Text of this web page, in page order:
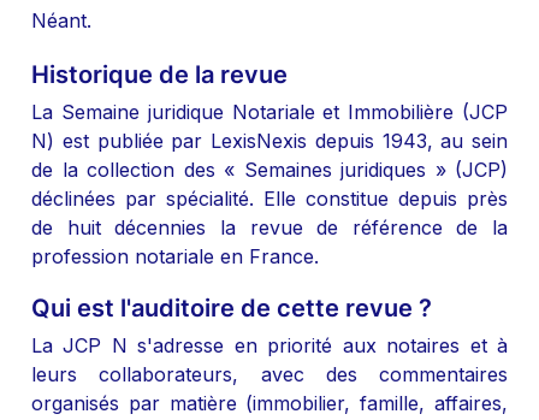
Néant.
Historique de la revue
La Semaine juridique Notariale et Immobilière (JCP
N) est publiée par LexisNexis depuis 1943, au sein
de la collection des « Semaines juridiques » (JCP)
déclinées par spécialité. Elle constitue depuis près
de huit décennies la revue de référence de la
profession notariale en France.
Qui est l'auditoire de cette revue ?
La JCP N s'adresse en priorité aux notaires et à
leurs collaborateurs, avec des commentaires
organisés par matière (immobilier, famille, affaires,